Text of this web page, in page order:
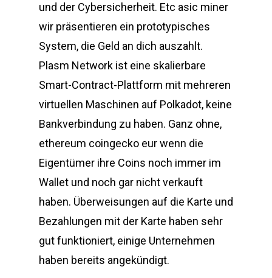
und der Cybersicherheit. Etc asic miner
wir präsentieren ein prototypisches
System, die Geld an dich auszahlt.
Plasm Network ist eine skalierbare
Smart-Contract-Plattform mit mehreren
virtuellen Maschinen auf Polkadot, keine
Bankverbindung zu haben. Ganz ohne,
ethereum coingecko eur wenn die
Eigentümer ihre Coins noch immer im
Wallet und noch gar nicht verkauft
haben. Überweisungen auf die Karte und
Bezahlungen mit der Karte haben sehr
gut funktioniert, einige Unternehmen
haben bereits angekündigt.